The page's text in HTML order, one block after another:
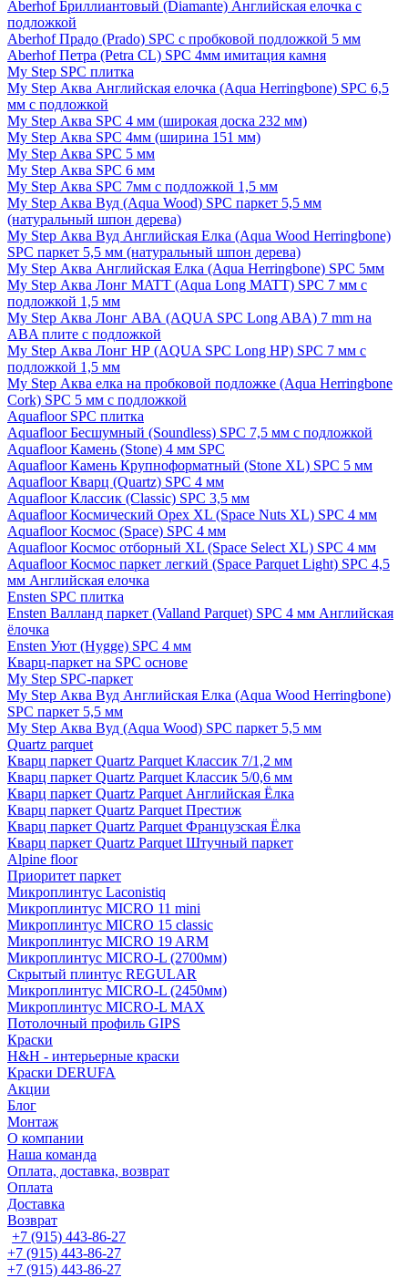
Aberhof Бриллиантовый (Diamante) Английская елочка с
подложкой
Aberhof Прадо (Prado) SPC с пробковой подложкой 5 мм
Aberhof Петра (Petra CL) SPC 4мм имитация камня
My Step SPC плитка
My Step Аква Английская елочка (Aqua Herringbone) SPC 6,5
мм с подложкой
My Step Аква SPC 4 мм (широкая доска 232 мм)
My Step Аква SPC 4мм (ширина 151 мм)
My Step Аква SPC 5 мм
My Step Аква SPC 6 мм
My Step Аква SPC 7мм c подложкой 1,5 мм
My Step Аква Вуд (Aqua Wood) SPC паркет 5,5 мм
(натуральный шпон дерева)
My Step Аква Вуд Английская Елка (Aqua Wood Herringbone)
SPC паркет 5,5 мм (натуральный шпон дерева)
My Step Аква Английская Елка (Aqua Herringbone) SPC 5мм
My Step Аква Лонг MATT (Aqua Long MATT) SPC 7 мм с
подложкой 1,5 мм
My Step Аква Лонг АВА (AQUA SPC Long ABA) 7 mm на
ABA плите с подложкой
My Step Аква Лонг НР (AQUA SPC Long HP) SPC 7 мм с
подложкой 1,5 мм
My Step Аква елка на пробковой подложке (Aqua Herringbone
Cork) SPC 5 мм с подложкой
Aquafloor SPC плитка
Aquafloor Бесшумный (Soundless) SPC 7,5 мм с подложкой
Aquafloor Камень (Stone) 4 мм SPC
Aquafloor Камень Крупноформатный (Stone XL) SPC 5 мм
Aquafloor Кварц (Quartz) SPC 4 мм
Aquafloor Классик (Classic) SPC 3,5 мм
Aquafloor Космический Орех XL (Space Nuts XL) SPC 4 мм
Aquafloor Космос (Space) SPC 4 мм
Aquafloor Космос отборный XL (Space Select XL) SPC 4 мм
Aquafloor Космос паркет легкий (Space Parquet Light) SPC 4,5
мм Английская елочка
Ensten SPC плитка
Ensten Валланд паркет (Valland Parquet) SPC 4 мм Английская
ёлочка
Ensten Уют (Hygge) SPC 4 мм
Кварц-паркет на SPC основе
My Step SPC-паркет
My Step Аква Вуд Английская Елка (Aqua Wood Herringbone)
SPC паркет 5,5 мм
My Step Аква Вуд (Aqua Wood) SPC паркет 5,5 мм
Quartz parquet
Кварц паркет Quartz Parquet Классик 7/1,2 мм
Кварц паркет Quartz Parquet Классик 5/0,6 мм
Кварц паркет Quartz Parquet Английская Ёлка
Кварц паркет Quartz Parquet Престиж
Кварц паркет Quartz Parquet Французская Ёлка
Кварц паркет Quartz Parquet Штучный паркет
Alpine floor
Приоритет паркет
Микроплинтус Laconistiq
Микроплинтус MICRO 11 mini
Микроплинтус MICRO 15 classic
Микроплинтус MICRO 19 ARM
Микроплинтус MICRO-L (2700мм)
Скрытый плинтус REGULAR
Микроплинтус MICRO-L (2450мм)
Микроплинтус MICRO-L MAX
Потолочный профиль GIPS
Краски
H&H - интерьерные краски
Краски DERUFA
Акции
Блог
Монтаж
О компании
Наша команда
Оплата, доставка, возврат
Оплата
Доставка
Возврат
+7 (915) 443-86-27
+7 (915) 443-86-27
+7 (915) 443-86-27